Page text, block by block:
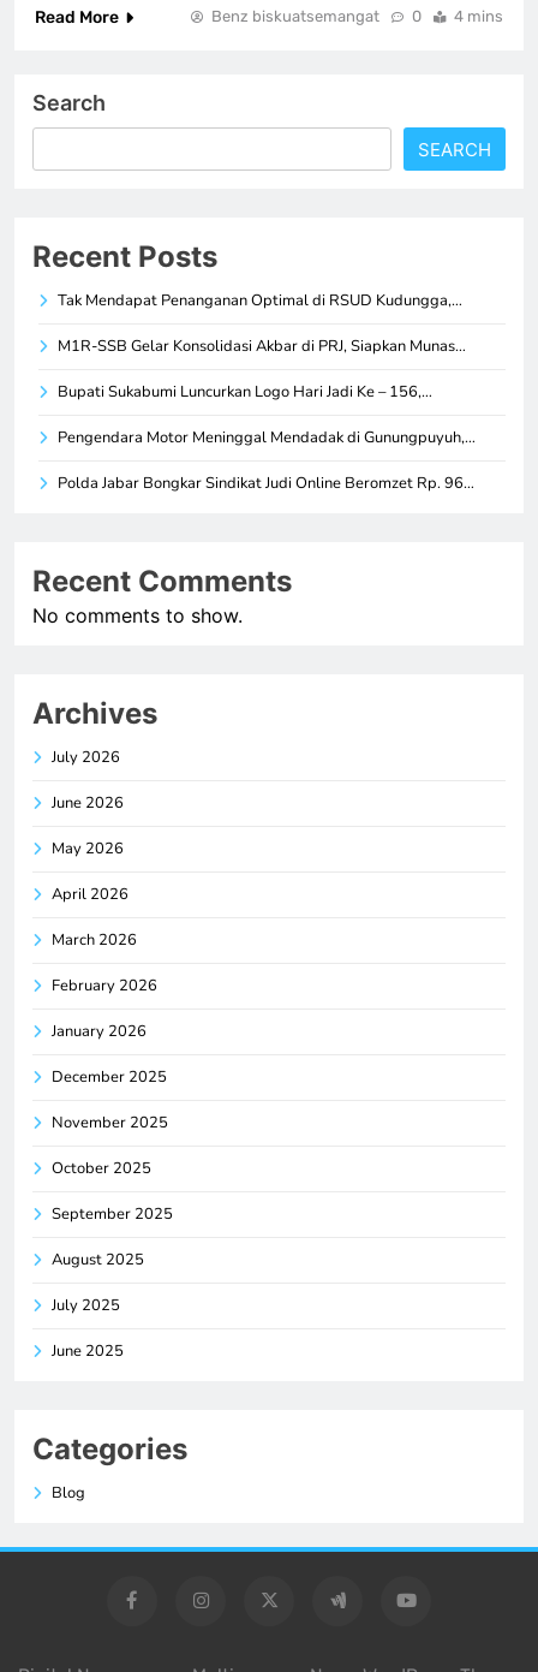
Read More
Benz biskuatsemangat 0 4 mins
Search
SEARCH
Recent Posts
Tak Mendapat Penanganan Optimal di RSUD Kudungga,…
M1R-SSB Gelar Konsolidasi Akbar di PRJ, Siapkan Munas…
Bupati Sukabumi Luncurkan Logo Hari Jadi Ke – 156,…
Pengendara Motor Meninggal Mendadak di Gunungpuyuh,…
Polda Jabar Bongkar Sindikat Judi Online Beromzet Rp. 96…
Recent Comments
No comments to show.
Archives
July 2026
June 2026
May 2026
April 2026
March 2026
February 2026
January 2026
December 2025
November 2025
October 2025
September 2025
August 2025
July 2025
June 2025
Categories
Blog